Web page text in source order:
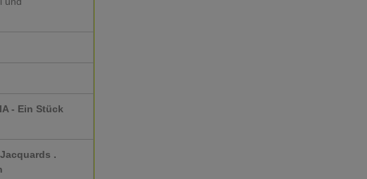
- Ein Stück
.